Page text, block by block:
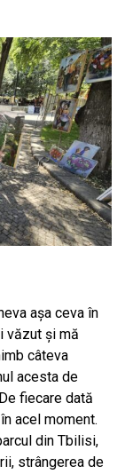
așa ceva în
văzut și mă
câteva
acesta de
fiecare dată
acel moment.
din Tbilisi,
strângerea de